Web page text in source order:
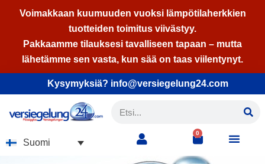
suoraan
sisältöön
Voimakkaan kuumuuden vuoksi lämpötilaherkkien
tuotteiden toimitus viivästyy.
Pakkaamme tilauksesi tavalliseen tapaan – mutta
lähetämme sen vasta, kun sää on taas viilentynyt.
Kysymyksiä? info@versiegelung24.com
Suomi
0